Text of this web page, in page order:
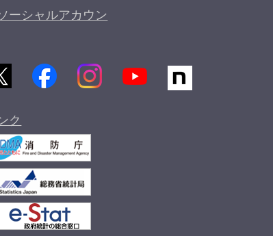
ーシャルアカウン
ク